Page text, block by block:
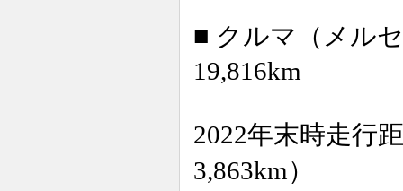
■ クルマ（メル
19,816km
2022年末時走行
3,863km）